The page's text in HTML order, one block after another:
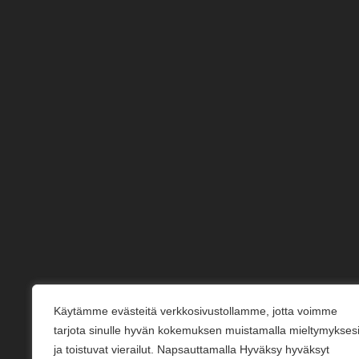
Käytämme evästeitä verkkosivustollamme, jotta voimme
tarjota sinulle hyvän kokemuksen muistamalla mieltymyksesi
ja toistuvat vierailut. Napsauttamalla Hyväksy hyväksyt